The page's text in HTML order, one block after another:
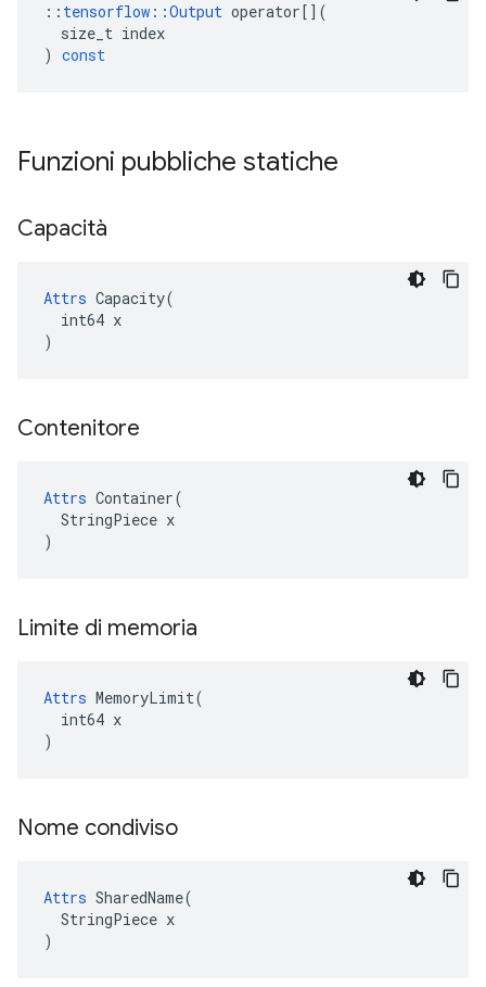
:: tensorflow ::Output operator[](
size_t index
) const
Funzioni pubbliche statiche
Capacità
Attrs Capacity(
  int64 x
)
Contenitore
Attrs Container(
  StringPiece x
)
Limite di memoria
Attrs MemoryLimit(
  int64 x
)
Nome condiviso
Attrs SharedName(
  StringPiece x
)